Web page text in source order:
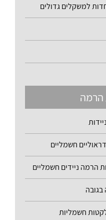
למשקלים גדולים
הרמה
חשמליים
הרמה ניידים חשמליים
חשמליות